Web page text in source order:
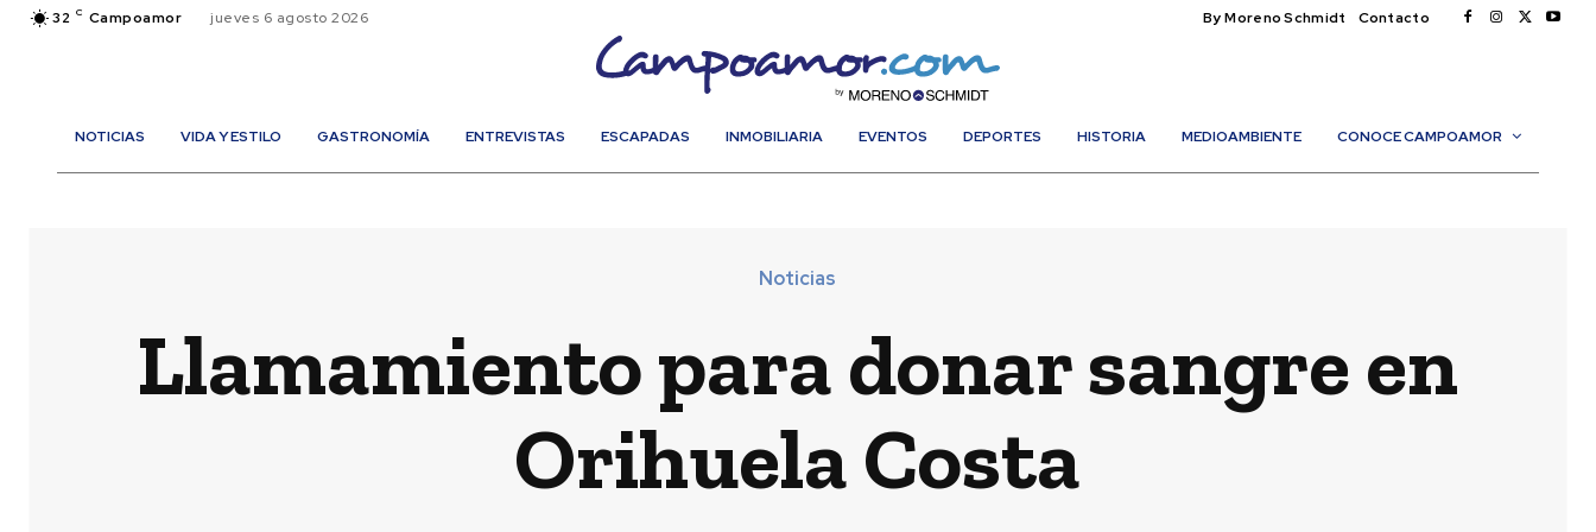
32 C Campoamor jueves 6 agosto 2026 By Moreno Schmidt Contacto
NOTICIAS VIDA Y ESTILO GASTRONOMÍA ENTREVISTAS ESCAPADAS INMOBILIARIA EVENTOS DEPORTES HISTORIA MEDIOAMBIENTE CONOCE CAMPOAMOR
Noticias
Llamamiento para donar sangre en
Orihuela Costa